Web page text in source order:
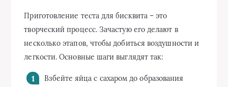
Приготовление теста для бисквита – это
творческий процесс. Зачастую его делают в
несколько этапов, чтобы добиться воздушности и
легкости. Основные шаги выглядят так:
Взбейте яйца с сахаром до образования